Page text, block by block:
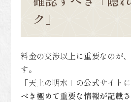
ク」
料金の交渉以上に重要なのが
す。
「天上の明水」の公式サイトに
べき極めて重要な情報が記載